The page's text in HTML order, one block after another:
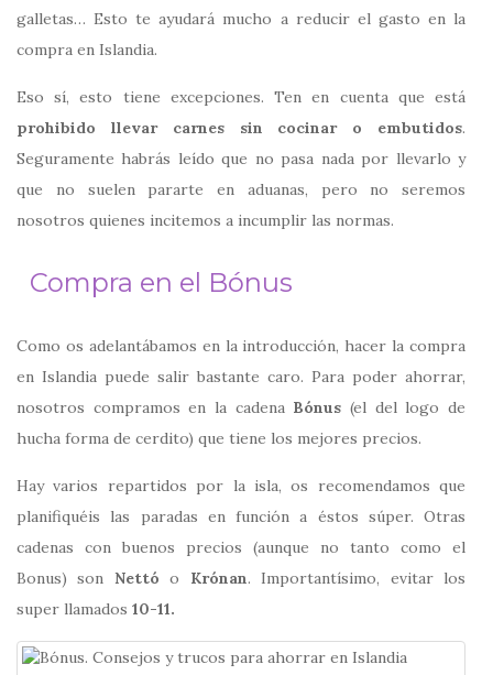
galletas… Esto te ayudará mucho a reducir el gasto en la
compra en Islandia.
Eso sí, esto tiene excepciones. Ten en cuenta que está
prohibido llevar carnes sin cocinar o embutidos.
Seguramente habrás leído que no pasa nada por llevarlo y
que no suelen pararte en aduanas, pero no seremos
nosotros quienes incitemos a incumplir las normas.
Compra en el Bónus
Como os adelantábamos en la introducción, hacer la compra
en Islandia puede salir bastante caro. Para poder ahorrar,
nosotros compramos en la cadena Bónus (el del logo de
hucha forma de cerdito) que tiene los mejores precios.
Hay varios repartidos por la isla, os recomendamos que
planifiquéis las paradas en función a éstos súper. Otras
cadenas con buenos precios (aunque no tanto como el
Bonus) son Nettó o Krónan. Importantísimo, evitar los
super llamados 10-11.